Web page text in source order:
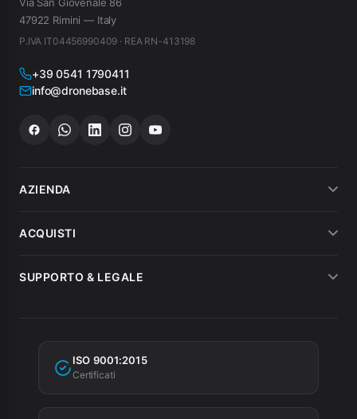
Via San Giovenale 86
47922 Rimini — Italy
P.IVA IT04456990409 · REA RN-413198
+39 0541 1790411
info@dronebase.it
AZIENDA
Chi siamo
Noleggio
ACQUISTI
Metodi di pagamento
Agevolazioni fiscali
SUPPORTO & LEGALE
Privacy Policy
ISO 9001:2015
Certificati